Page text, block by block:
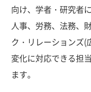
向け、学者・研究者
人事、労務、法務、
ク・リレーションズ(
変化に対応できる担
ます。